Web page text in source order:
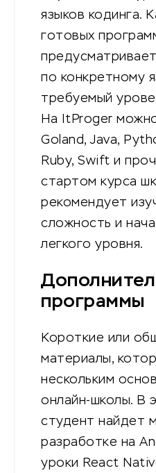
языков кодинга.
готовых
по конкретному
требуемый
На ItProger
Goland, Java,
Ruby, Swift и
стартом курса
рекомендует
сложность и
легкого уровня.
программы
Короткие или
материалы,
нескольким
онлайн-школы. В
студент найдет
разработке на
уроки React